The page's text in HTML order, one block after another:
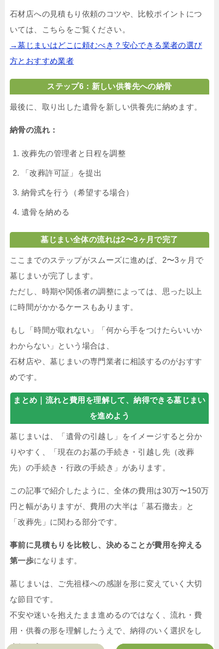
石材店への見積もり依頼のコツや、比較ポイントにつ
いては、こちらをご覧ください。
→墓じまいはどこに頼むべき？安心できる業者の選び
方とおすすめ業者
ステップ6：新しい供養先への納骨
最後に、取り出した遺骨を新しい供養先に納めます。
納骨の流れ：
改葬先の管理者と日程を調整
「改葬許可証」を提出
納骨式を行う（希望する場合）
遺骨を納める
墓じまい全体の流れは2〜3ヶ月で完了
ここまでのステップがスムーズに進めば、2〜3ヶ月で
墓じまいが完了します。
ただし、時期や関係者の調整によっては、思った以上
に時間がかかるケースもあります。
もし「時間が取れない」「何から手をつけたらいいか
わからない」という場合は、
石材店や、墓じまいの専門業者に相談するのがおすす
めです。
まとめ｜ 流れと費用を理解して、納得できる墓じまい
を進めよう
墓じまいは、「遺骨の引越し」をイメージすると分か
りやすく、「現在のお墓の手続き・引越し先（改葬
先）の手続き・行政の手続き」があります。
この記事で紹介したように、全体の費用は30万〜150万
円と幅がありますが、費用の大半は「墓石撤去」と
「改葬先」に関わる部分です。
事前に見積もりを比較し、決めることが費用を抑える
第一歩になります。
墓じまいは、ご先祖様への感謝を形に変えていく大切
な節目です。
不安や迷いを抱えたまま進めるのではなく、流れ・費
用・供養の形を理解したうえで、納得のいく選択をし
ましょう。